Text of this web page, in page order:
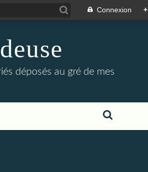
Connexion +
déposés au gré de mes